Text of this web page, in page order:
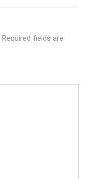
Required fields are